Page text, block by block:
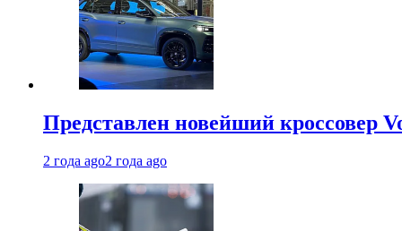
Представлен новейший кроссовер
2 года ago2 года ago